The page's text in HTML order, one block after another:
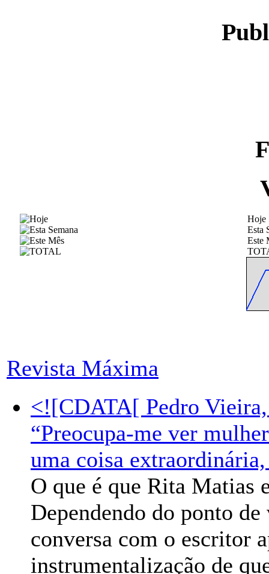
Hoje
Esta
Este
Revista Máxima
<![CDATA[ Pedro Vieira,
“Preocupa-me ver
uma coisa
O que é que Rita Matias
Dependendo do ponto
conversa com o escritor
instrumentalização de